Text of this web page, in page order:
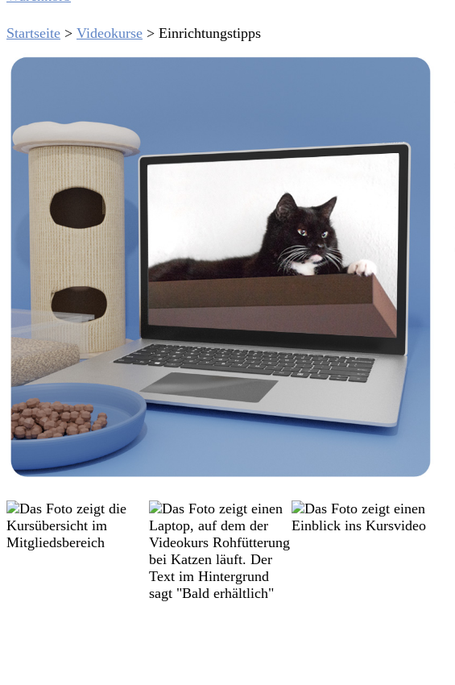
Startseite > Videokurse > Einrichtungstipps